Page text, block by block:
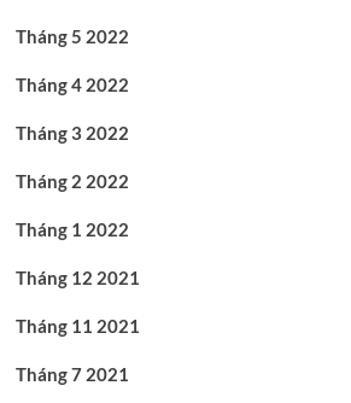
Tháng 5 2022
Tháng 4 2022
Tháng 3 2022
Tháng 2 2022
Tháng 1 2022
Tháng 12 2021
Tháng 11 2021
Tháng 7 2021